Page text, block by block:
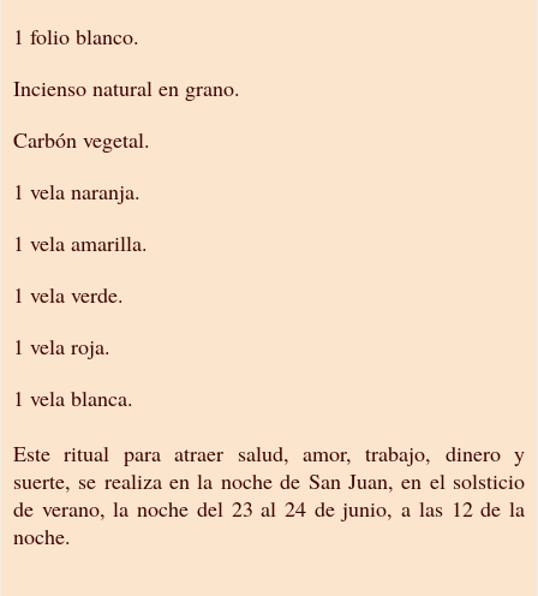
1 folio blanco.
Incienso natural en grano.
Carbón vegetal.
1 vela naranja.
1 vela amarilla.
1 vela verde.
1 vela roja.
1 vela blanca.
Este ritual para atraer salud, amor, trabajo, dinero y
suerte, se realiza en la noche de San Juan, en el solsticio
de verano, la noche del 23 al 24 de junio, a las 12 de la
noche.